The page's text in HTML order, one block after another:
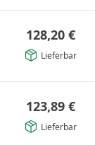
128,20 €
Lieferbar
123,89 €
Lieferbar